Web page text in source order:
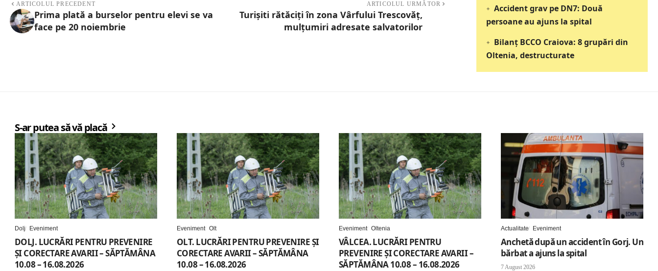
ARTICOLUL PRECEDENT
Prima plată a burselor pentru elevi se va
face pe 20 noiembrie
ARTICOLUL URMĂTOR
Turișiti rătăciți în zona Vârfului Trescovăț,
mulțumiri adresate salvatorilor
Accident grav pe DN7: Două
persoane au ajuns la spital
Bilanț BCCO Craiova: 8 grupări din
Oltenia, destructurate
S-ar putea să vă placă
Dolj Eveniment
DOLJ. LUCRĂRI PENTRU PREVENIRE
ȘI CORECTARE AVARII – SĂPTĂMÂNA
10.08 – 16.08.2026
Eveniment Olt
OLT. LUCRĂRI PENTRU PREVENIRE ȘI
CORECTARE AVARII – SĂPTĂMÂNA
10.08 – 16.08.2026
Eveniment Oltenia
VÂLCEA. LUCRĂRI PENTRU
PREVENIRE ȘI CORECTARE AVARII –
SĂPTĂMÂNA 10.08 – 16.08.2026
Actualitate Eveniment
Anchetă după un accident în Gorj. Un
bărbat a ajuns la spital
7 August 2026